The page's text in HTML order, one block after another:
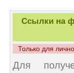
Ссылки на
Только для
Для